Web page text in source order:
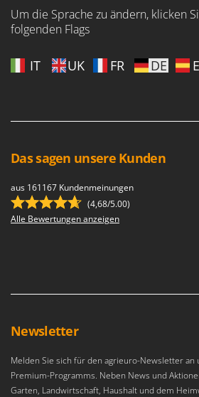
Titania
Tornado
Trev - Abrek - TecnoVIR
U
Udor
V
Verdemax
W
Weber
Wiper EcoRobot
Wolf Garten
Um die Sprache zu ändern, klicken
folgenden Flags
IT UK FR DE
Das sagen unsere Kunden
aus 161167 Kundenmeinungen
(4,68/5.00)
Alle Bewertungen anzeigen
Newsletter
Melden Sie sich für den agrieuro-Newsletter an
Premium-Programms. Neben News und
Garten, Landwirtschaft, Haushalt und dem